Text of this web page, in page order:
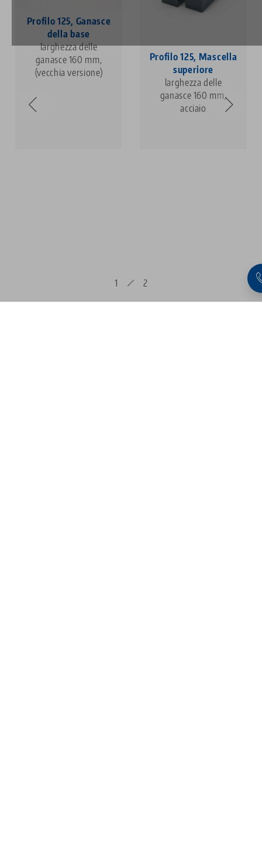
Profilo 125, Ganasce
della base
larghezza delle
ganasce 160 mm,
(vecchia versione)
Profilo 125, Mascella
superiore
larghezza delle
ganasce 160 mm,
acciaio
1 2